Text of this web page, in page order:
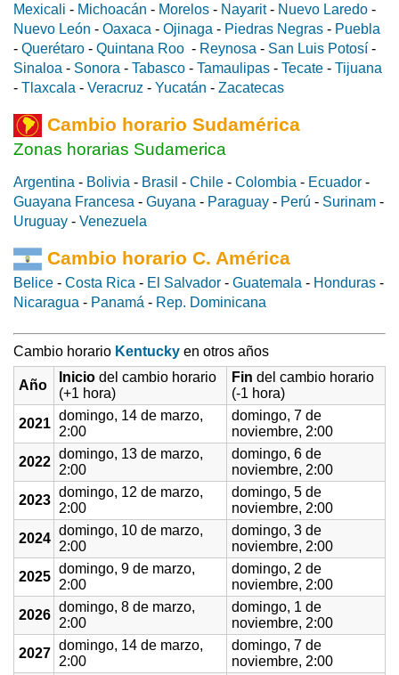
Mexicali - Michoacán - Morelos - Nayarit- Nuevo Laredo -
Nuevo León - Oaxaca - Ojinaga - Piedras Negras - Puebla
- Querétaro - Quintana Roo - Reynosa - San Luis Potosí -
Sinaloa - Sonora - Tabasco - Tamaulipas - Tecate - Tijuana
- Tlaxcala - Veracruz - Yucatán - Zacatecas
Cambio horario Sudamérica
Zonas horarias Sudamerica
Argentina - Bolivia - Brasil - Chile - Colombia - Ecuador -
Guayana Francesa - Guyana - Paraguay - Perú - Surinam -
Uruguay - Venezuela
Cambio horario C. América
Belice - Costa Rica - El Salvador - Guatemala - Honduras -
Nicaragua - Panamá - Rep. Dominicana
Cambio horario Kentucky en otros años
Año
Inicio del cambio horario
(+1 hora)
Fin del cambio horario
(-1 hora)
2021
domingo, 14 de marzo,
2:00
domingo, 7 de
noviembre, 2:00
2022
domingo, 13 de marzo,
2:00
domingo, 6 de
noviembre, 2:00
2023
domingo, 12 de marzo,
2:00
domingo, 5 de
noviembre, 2:00
2024
domingo, 10 de marzo,
2:00
domingo, 3 de
noviembre, 2:00
2025
domingo, 9 de marzo,
2:00
domingo, 2 de
noviembre, 2:00
2026
domingo, 8 de marzo,
2:00
domingo, 1 de
noviembre, 2:00
2027
domingo, 14 de marzo,
2:00
domingo, 7 de
noviembre, 2:00